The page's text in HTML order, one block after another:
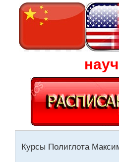
Курсы Полиглота